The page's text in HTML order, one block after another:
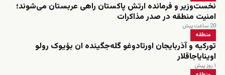
نخست‌وزیر و فرمانده ارتش پاکستان راهی عربستان می‌شوند؛
امنیت منطقه در صدر مذاکرات
20 ساعت پیش
منطقه
تورکیه و آذربایجان اورتادوغو گله‌جگینده ان بؤیوک رولو
اوینایاجاقلار
۱ روز پیش